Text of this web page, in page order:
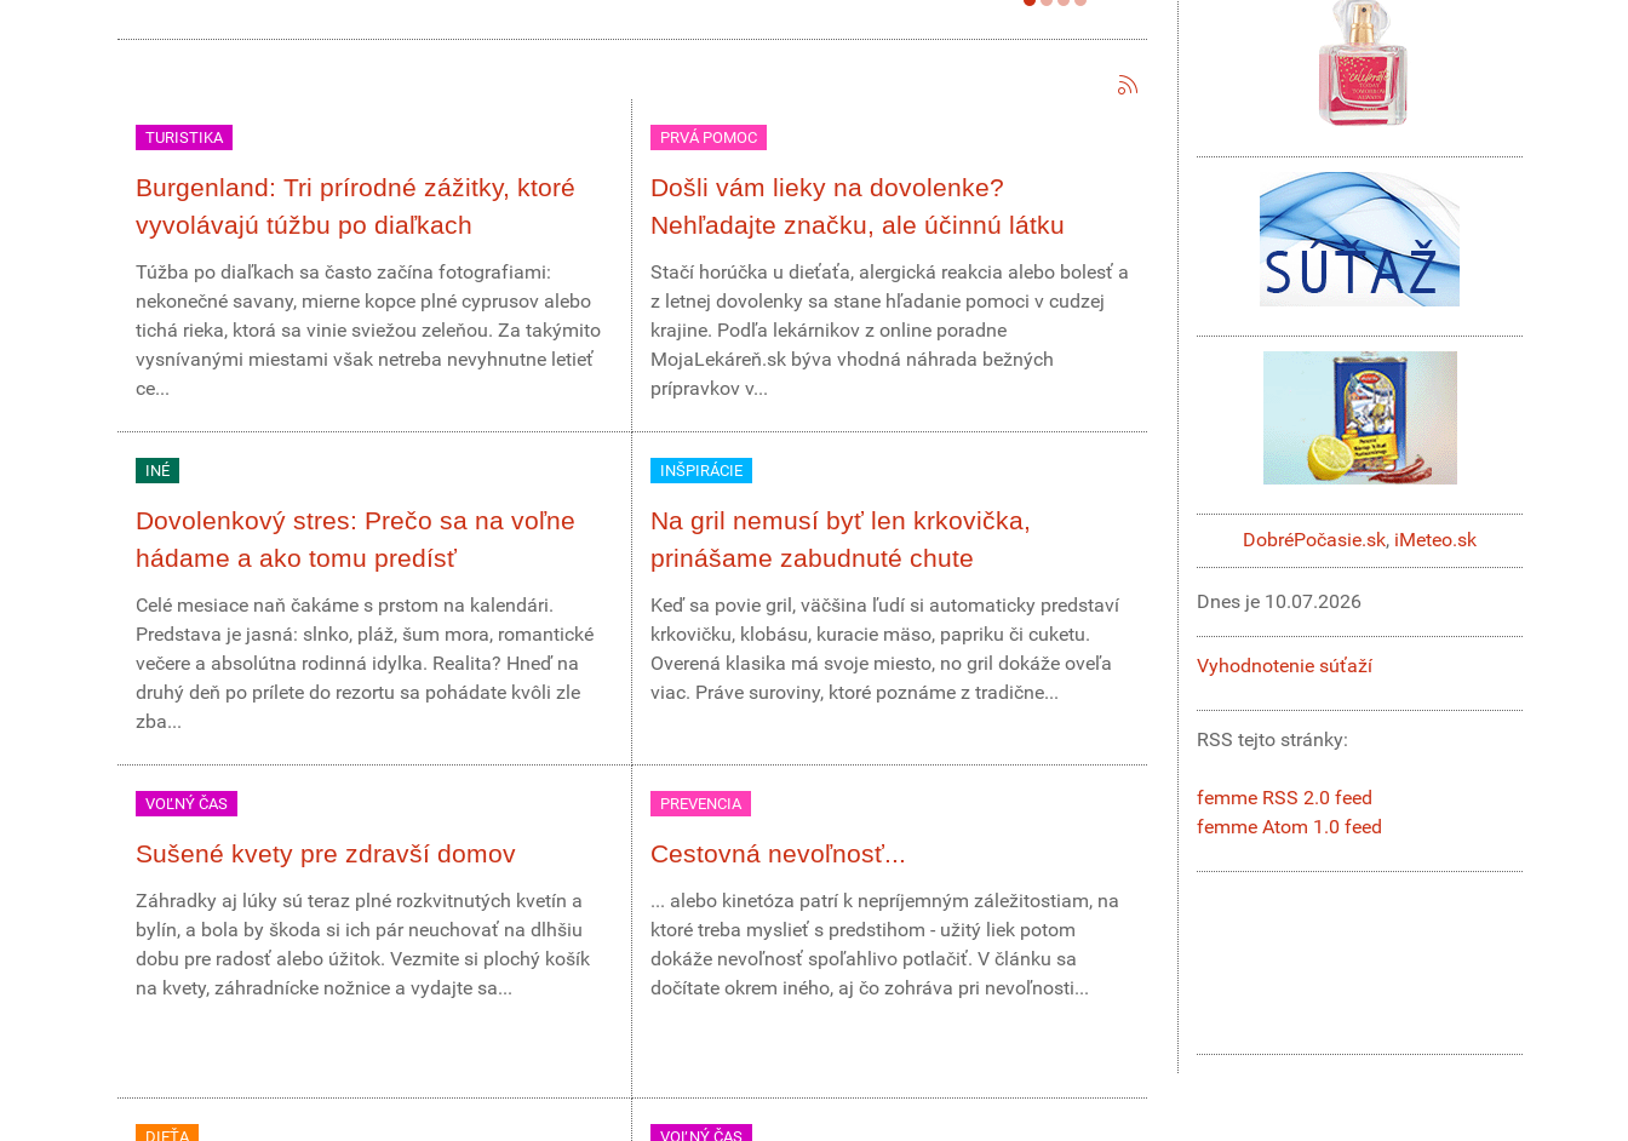
TURISTIKA
Burgenland: Tri prírodné zážitky, ktoré
vyvolávajú túžbu po diaľkach
Túžba po diaľkach sa často začína fotografiami:
nekonečné savany, mierne kopce plné cyprusov alebo
tichá rieka, ktorá sa vinie sviežou zeleňou. Za takýmito
vysnívanými miestami však netreba nevyhnutne letieť
ce...
PRVÁ POMOC
Došli vám lieky na dovolenke?
Nehľadajte značku, ale účinnú látku
Stačí horúčka u dieťaťa, alergická reakcia alebo bolesť a
z letnej dovolenky sa stane hľadanie pomoci v cudzej
krajine. Podľa lekárnikov z online poradne
MojaLekáreň.sk býva vhodná náhrada bežných
prípravkov v...
INÉ
Dovolenkový stres: Prečo sa na voľne
hádame a ako tomu predísť
Celé mesiace naň čakáme s prstom na kalendári.
Predstava je jasná: slnko, pláž, šum mora, romantické
večere a absolútna rodinná idylka. Realita? Hneď na
druhý deň po prílete do rezortu sa pohádate kvôli zle
zba...
INŠPIRÁCIE
Na gril nemusí byť len krkovička,
prinášame zabudnuté chute
Keď sa povie gril, väčšina ľudí si automaticky predstaví
krkovičku, klobásu, kuracie mäso, papriku či cuketu.
Overená klasika má svoje miesto, no gril dokáže oveľa
viac. Práve suroviny, ktoré poznáme z tradične...
VOĽNÝ ČAS
Sušené kvety pre zdravší domov
Záhradky aj lúky sú teraz plné rozkvitnutých kvetín a
bylín, a bola by škoda si ich pár neuchovať na dlhšiu
dobu pre radosť alebo úžitok. Vezmite si plochý košík
na kvety, záhradnícke nožnice a vydajte sa...
PREVENCIA
Cestovná nevoľnosť...
... alebo kinetóza patrí k nepríjemným záležitostiam, na
ktoré treba myslieť s predstihom - užitý liek potom
dokáže nevoľnosť spoľahlivo potlačiť. V článku sa
dočítate okrem iného, aj čo zohráva pri nevoľnosti...
DIEŤA VOĽNÝ ČAS
DobréPočasie.sk, iMeteo.sk
Dnes je 10.07.2026
Vyhodnotenie súťaží
RSS tejto stránky:
femme RSS 2.0 feed
femme Atom 1.0 feed